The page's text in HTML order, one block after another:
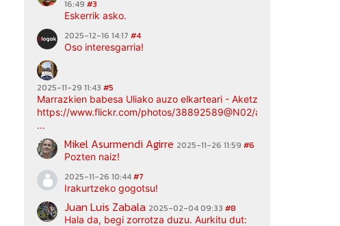
16:49 #3
Eskerrik asko.
2025-12-16 14:17 #4
Oso interesgarria!
2025-11-29 11:43 #5
Marrazkien babesa Uliako auzo elkarteari - Aketz etxea (argazki
https://www.flickr.com/photos/38892589@N02/albums/
...
Mikel Asurmendi Agirre 2025-11-26 11:59 #6
Pozten naiz!
2025-11-26 10:44#7
Irakurtzeko gogotsu!
Juan Luis Zabala 2025-02-04 09:33 #8
Hala da, begi zorrotza duzu. Aurkitu dut: